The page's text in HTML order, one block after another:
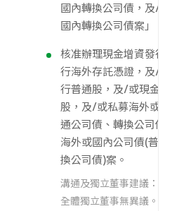
國內轉換公司債，及/或
國內轉換公司債案」。
核准辦理現金增資發行
行海外存託憑證，及/或
行普通股，及/或現金增
股，及/或私募海外或國
通公司債、轉換公司債)
海外或國內公司債(普通
換公司債)案。
溝通及獨立董事建議：
全體獨立董事無異議。